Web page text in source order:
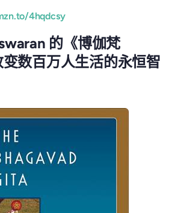
4hqdcsy
的《博伽梵
数百万人生活的永恒智